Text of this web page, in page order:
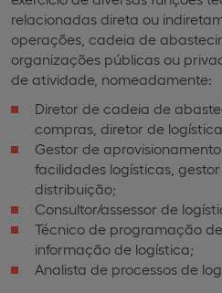
relacionadas direta ou
operações, cadeia de
organizações públicas ou
de atividade, nomeadamente:
Diretor de cadeia de
compras, diretor de
Gestor de
facilidades logísticas,
distribuição;
Consultor/assessor de
Técnico de programação
informação de logística;
Analista de processos de